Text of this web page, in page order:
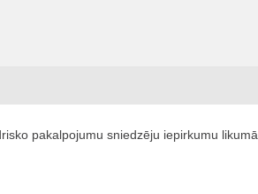
pakalpojumu sniedzēju iepirkumu likumā